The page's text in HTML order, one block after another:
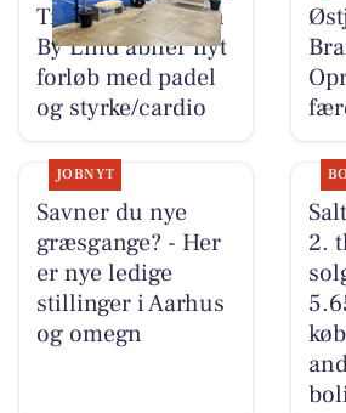
Træningsklubben
By Lind åbner nyt
forløb med padel
og styrke/cardio
JOBNYT
Savner du nye
græsgange? - Her
er nye ledige
stillinger i Aarhus
og omegn
2.